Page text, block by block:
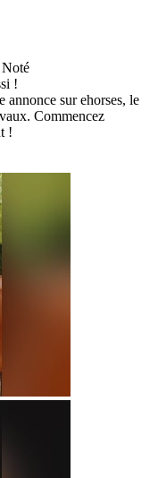
Noté
!
annonce sur ehorses, le
Commencez
!